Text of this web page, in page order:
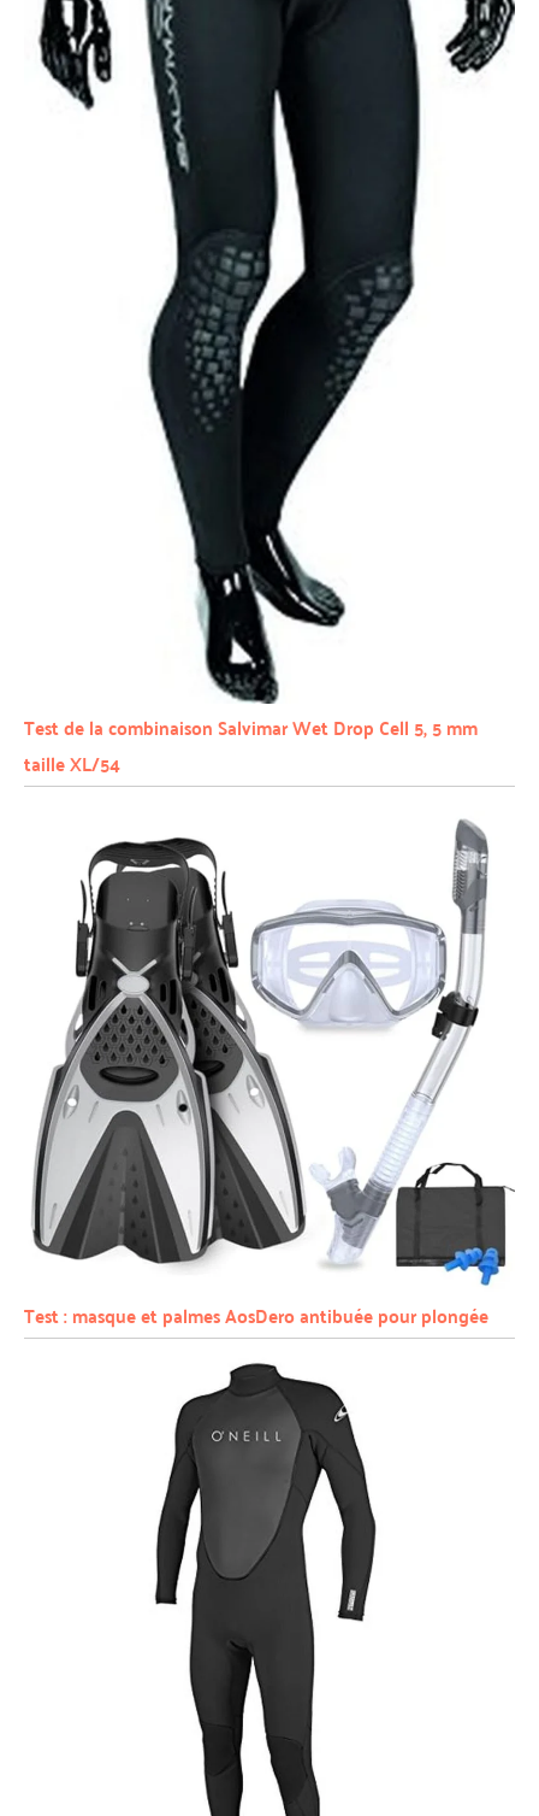
Test de la combinaison Salvimar Wet Drop Cell 5, 5 mm
taille XL/54
Test : masque et palmes AosDero antibuée pour plongée